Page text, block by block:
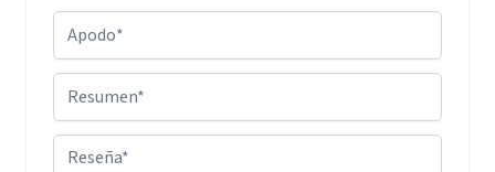
Apodo
Resumen
Reseña